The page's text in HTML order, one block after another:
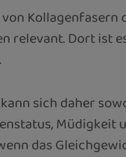
relevant. Dort
sich daher
das